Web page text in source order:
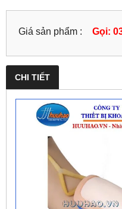
Giá sản phẩm : Gọi:
CHI TIẾT